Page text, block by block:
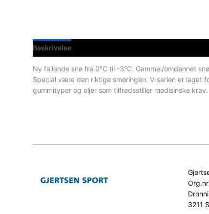
Beskrivelse
Ny fallende snø fra 0°C til -3°C. Gammel/omdannet
Special være den riktige smøringen. V-serien er laget
gummityper og oljer som tilfredsstiller medisinske krav.
3211